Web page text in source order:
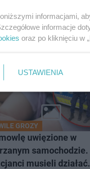
GROZY
uwięzione w
samochodzie.
musieli działać
informacjami,
informacje
oraz po kliknięciu w
USTAWIENIA